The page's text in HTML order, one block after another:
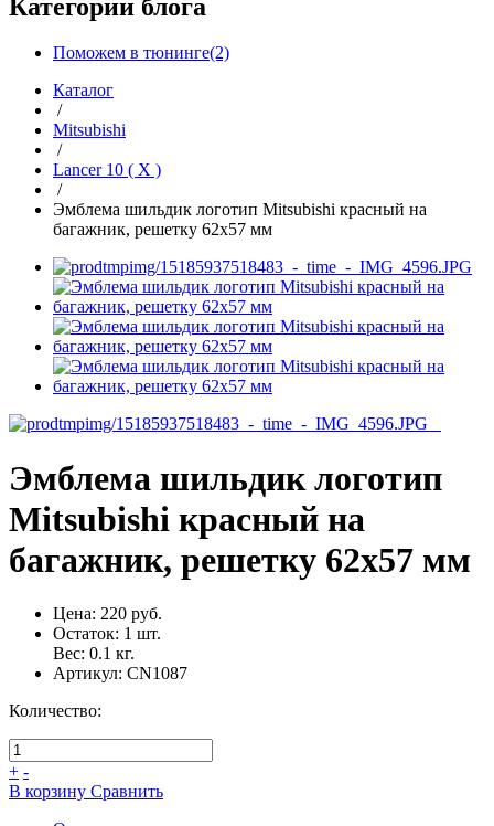
Категории блога
Поможем в тюнинге(2)
Каталог
/
Mitsubishi
/
Lancer 10 ( X )
/
Эмблема шильдик логотип Mitsubishi красный на
багажник, решетку 62x57 мм
Эмблема шильдик логотип
Mitsubishi красный на
багажник, решетку 62x57 мм
Цена: 220 руб.
Остаток: 1 шт.
Вес: 0.1 кг.
Артикул: CN1087
Количество:
+ -
В корзину Сравнить